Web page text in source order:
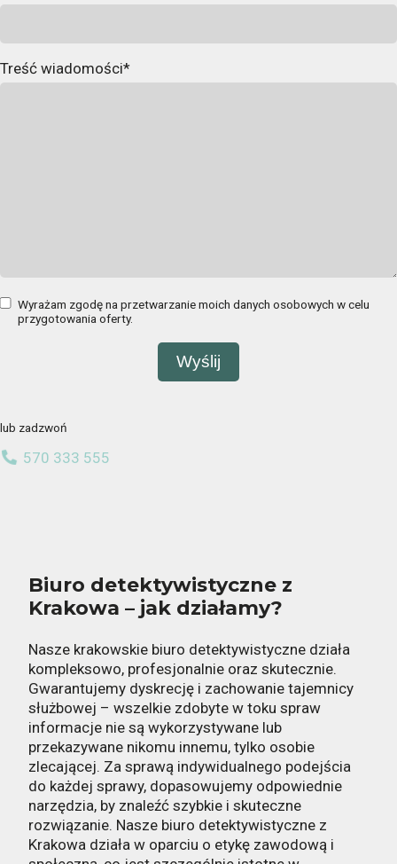
Treść wiadomości*
Wyrażam zgodę na przetwarzanie moich danych osobowych w celu
przygotowania oferty.
lub zadzwoń
570 333 555
Biuro detektywistyczne z
Krakowa – jak działamy?
Nasze krakowskie biuro detektywistyczne działa
kompleksowo, profesjonalnie oraz skutecznie.
Gwarantujemy dyskrecję i zachowanie tajemnicy
służbowej – wszelkie zdobyte w toku spraw
informacje nie są wykorzystywane lub
przekazywane nikomu innemu, tylko osobie
zlecającej. Za sprawą indywidualnego podejścia
do każdej sprawy, dopasowujemy odpowiednie
narzędzia, by znaleźć szybkie i skuteczne
rozwiązanie. Nasze biuro detektywistyczne z
Krakowa działa w oparciu o etykę zawodową i